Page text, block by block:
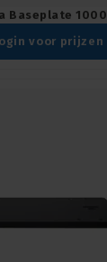
Baseplate 1000
voor prijzen